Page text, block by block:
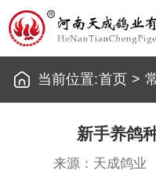
当前位置:首页 >
新手养鸽
来源：天成鸽业